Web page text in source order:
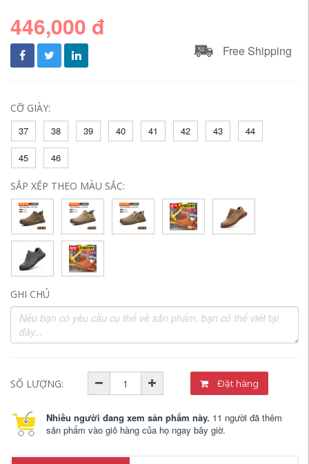
446,000 đ
Free Shipping
CỠ GIÀY:
37
38 39 40 41 42 43 44
45 46
SẮP XẾP THEO MÀU SẮC:
GHI CHÚ
SỐ LƯỢNG: Đặt hàng
Nhiều người đang xem sản phẩm này. 11 người đã thêm
sản phẩm vào giỏ hàng của họ ngay bây giờ.